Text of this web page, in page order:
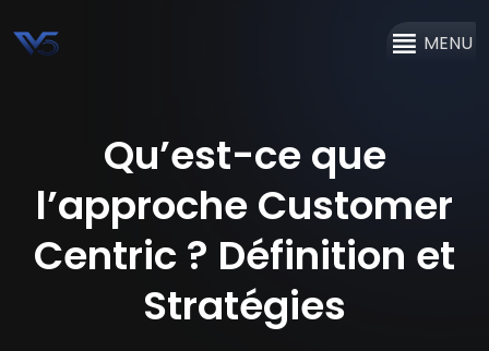
MENU
Qu’est-ce que
l’approche Customer
Centric ? Définition et
Stratégies